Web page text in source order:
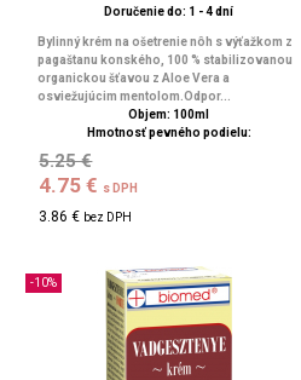
Doručenie do: 1 - 4 dní
Bylinný krém na ošetrenie nôh s výťažkom z
pagaštanu konského, 100 % stabilizovanou
organickou šťavou z Aloe Vera a
osviežujúcim mentolom.Odpor...
Objem: 100ml
Hmotnosť pevného podielu:
5.25 €
4.75 € s DPH
3.86 € bez DPH
-10%